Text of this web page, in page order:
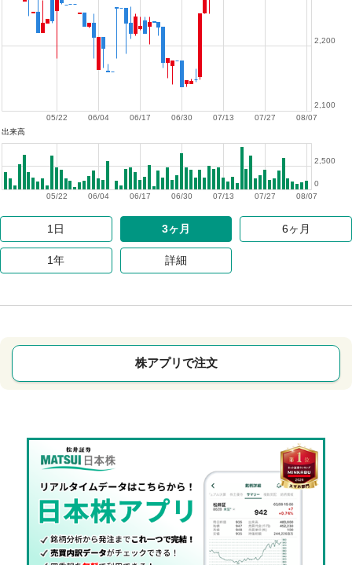
08/07
07/27
07/13
06/30
06/17
06/04
05/22
2,100
2,200
出来高
08/07
07/27
07/13
06/30
06/17
06/04
05/22
0
2,500
1日 3ヶ月 6ヶ月
1年 詳細
株アプリで注文